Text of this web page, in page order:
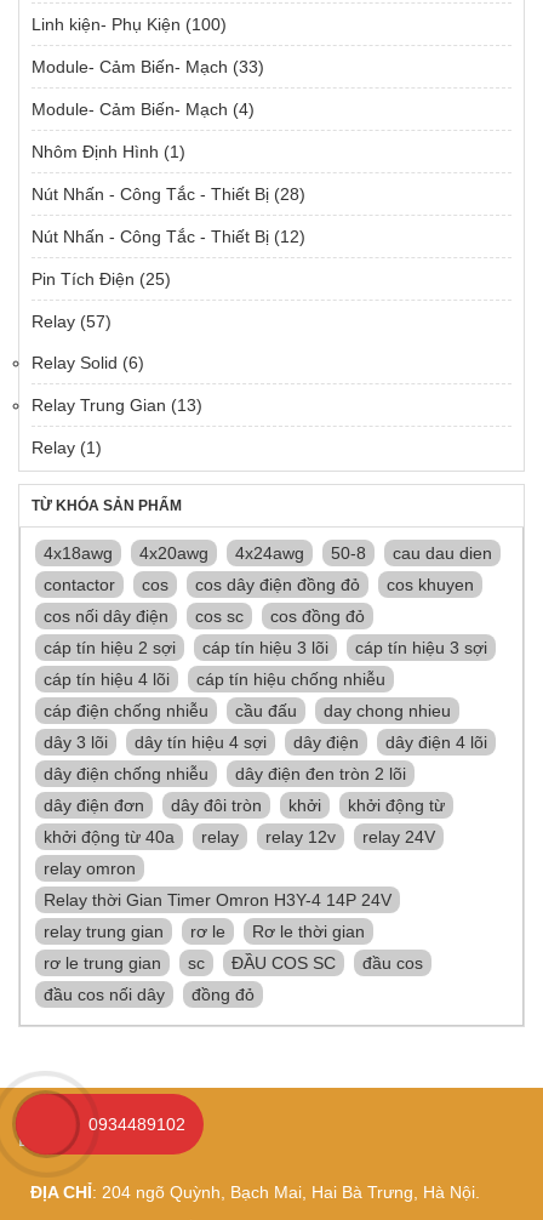
Linh kiện- Phụ Kiện (100)
Module- Cảm Biến- Mạch (33)
Module- Cảm Biến- Mạch (4)
Nhôm Định Hình (1)
Nút Nhấn - Công Tắc - Thiết Bị (28)
Nút Nhấn - Công Tắc - Thiết Bị (12)
Pin Tích Điện (25)
Relay (57)
Relay Solid (6)
Relay Trung Gian (13)
Relay (1)
TỪ KHÓA SẢN PHẨM
4x18awg 4x20awg 4x24awg 50-8
cau dau dien
contactor
cos cos dây điện đồng đỏ
cos khuyen
cos nối dây điện
cos sc
cos đồng đỏ
cáp tín hiệu 2 sợi
cáp tín hiệu 3 lõi
cáp tín hiệu 3 sợi
cáp tín hiệu 4 lõi
cáp tín hiệu chống nhiễu
cáp điện chống nhiễu
cầu đấu
day chong nhieu
dây 3 lõi
dây tín hiệu 4 sợi dây điện
dây điện 4 lõi
dây điện chống nhiễu
dây điện đen tròn 2 lõi
dây điện đơn
dây đôi tròn khởi
khởi động từ
khởi động từ 40a
relay relay 12v
relay 24V
relay omron
Relay thời Gian Timer Omron H3Y-4 14P 24V
relay trung gian
rơ le
Rơ le thời gian
rơ le trung gian
sc ĐẦU COS SC
đầu cos
đầu cos nối dây
đồng đỏ
LINH KIỆN CNC
ĐỊA CHỈ: 204 ngõ Quỳnh, Bạch Mai, Hai Bà Trưng, Hà Nội.
0934489102